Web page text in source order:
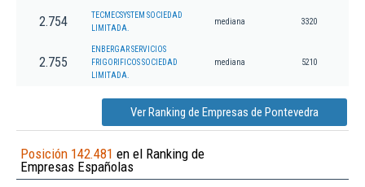
2.754
TECMECSYSTEM SOCIEDAD
LIMITADA.
mediana 3320
2.755
ENBERGAR SERVICIOS
FRIGORIFICOS SOCIEDAD
LIMITADA.
mediana 5210
Ver Ranking de Empresas de Pontevedra
Posición 142.481 en el Ranking de
Empresas Españolas